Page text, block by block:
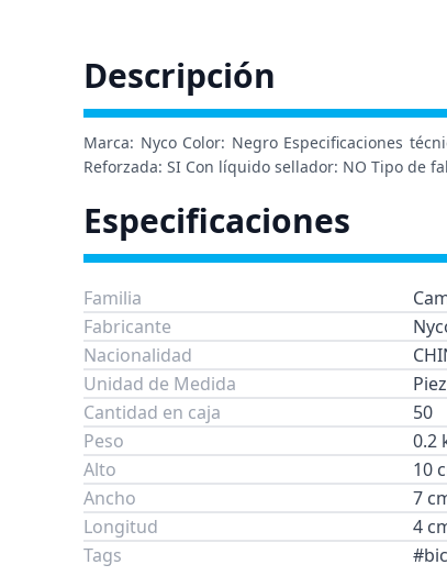
Descripción
Marca: Nyco Color: Negro Especificaciones
Reforzada: SI Con líquido sellador: NO Tipo de
Especificaciones
Familia
Fabricante
Nacionalidad
Unidad de Medida
Cantidad en caja
50
Peso
0.2
Alto
10
Ancho
7
Longitud
4
Tags